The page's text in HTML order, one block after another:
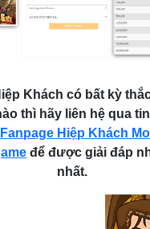
Khách có bất kỳ
thì hãy liên hệ qua tin
Fanpage Hiệp Khách
để được giải đáp
nhất.